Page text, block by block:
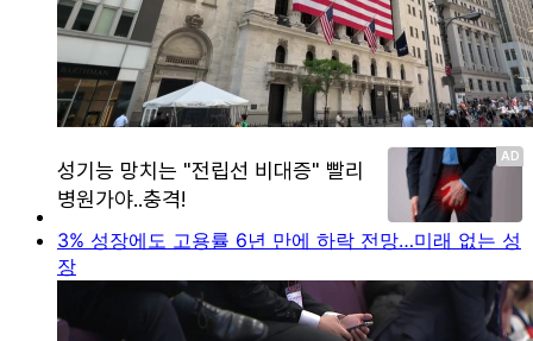
3% 성장에도 고용률 6년 만에 하락 전망…미래 없는 성
장